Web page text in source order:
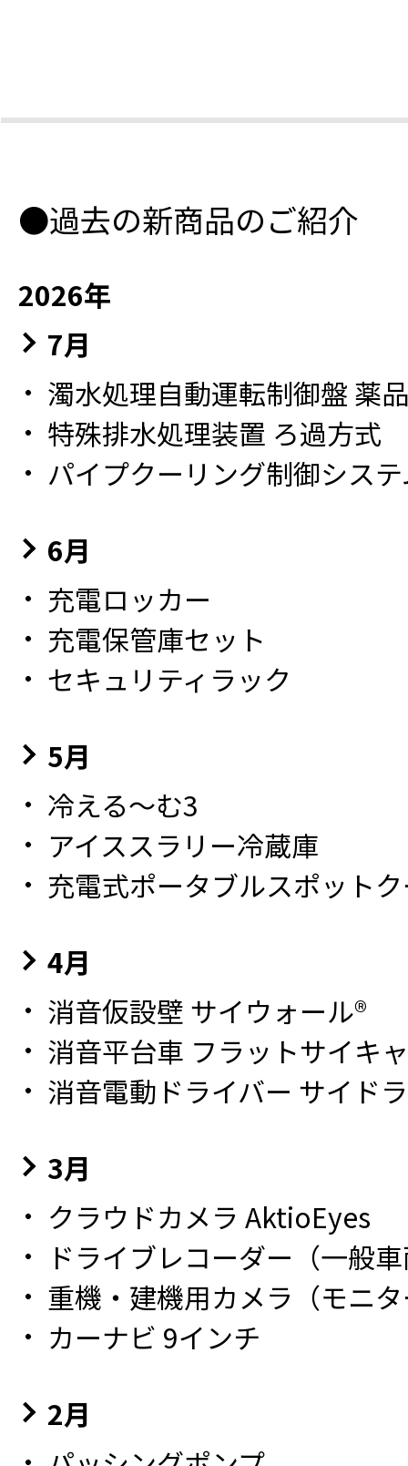
●過去の新商品のご紹介
2026年
7月
濁水処理自動運転制御盤 薬
特殊排水処理装置 ろ過方式
パイプクーリング制御シス
6月
充電ロッカー
充電保管庫セット
セキュリティラック
5月
冷える～む3
アイススラリー冷蔵庫
充電式ポータブルスポット
4月
消音仮設壁 サイウォール®
消音平台車 フラットサイキ
消音電動ドライバー サイド
3月
クラウドカメラ AktioEyes
ドライブレコーダー（一般
重機・建機用カメラ（モニ
カーナビ 9インチ
2月